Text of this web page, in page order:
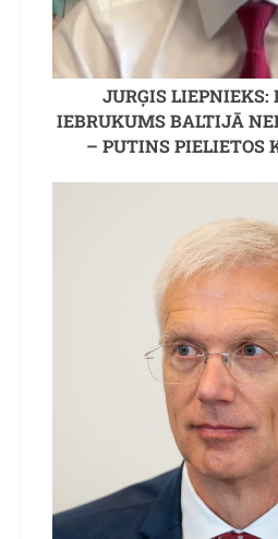
JURĢIS
IEBRUKUMS BALTIJĀ
– PUTINS PIELIETOS